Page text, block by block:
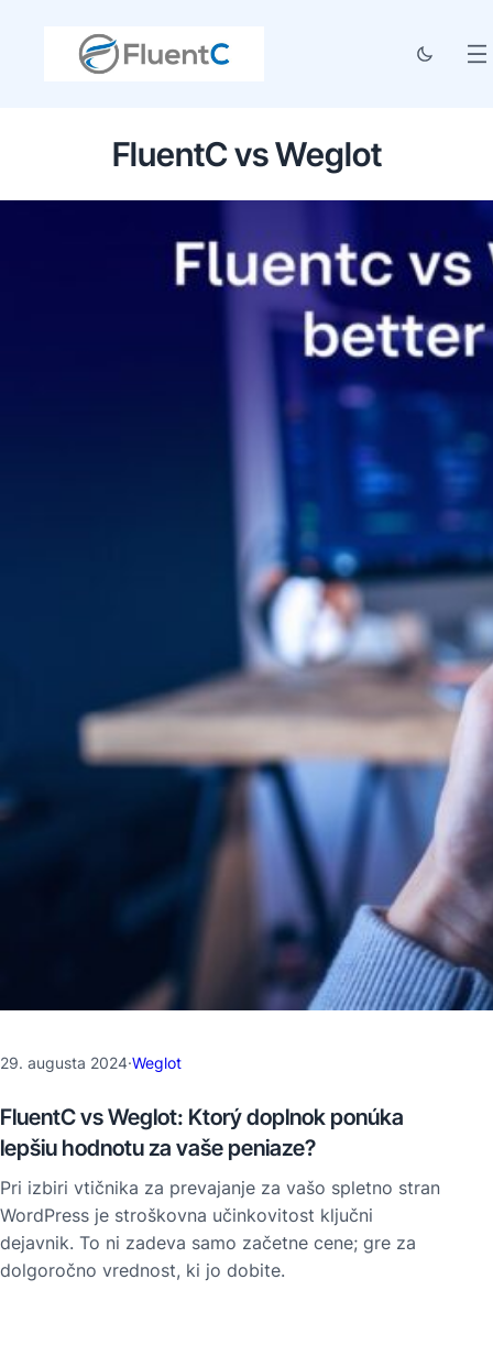
FluentC vs Weglot
29. augusta 2024·Weglot
FluentC vs Weglot: Ktorý doplnok ponúka
lepšiu hodnotu za vaše peniaze?
Pri izbiri vtičnika za prevajanje za vašo spletno stran
WordPress je stroškovna učinkovitost ključni
dejavnik. To ni zadeva samo začetne cene; gre za
dolgoročno vrednost, ki jo dobite.